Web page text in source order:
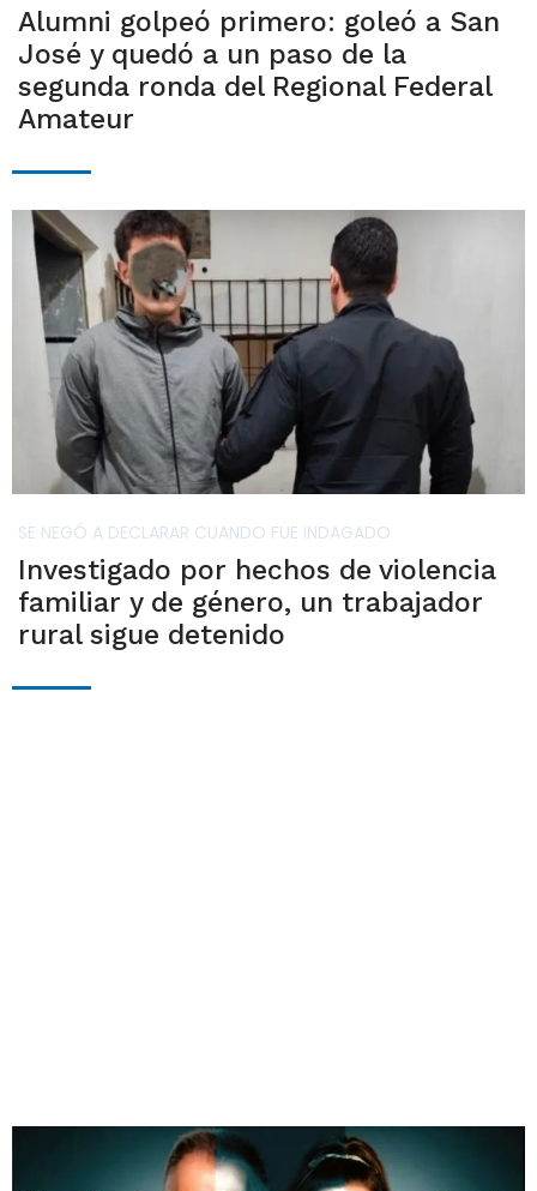
Alumni golpeó primero: goleó a San
José y quedó a un paso de la
segunda ronda del Regional Federal
Amateur
SE NEGÓ A DECLARAR CUANDO FUE INDAGADO
Investigado por hechos de violencia
familiar y de género, un trabajador
rural sigue detenido